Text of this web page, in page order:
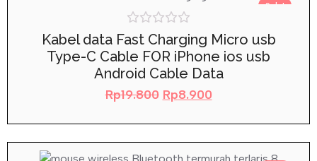
Sale!
Rated
0
out
of
5
Kabel data Fast Charging Micro usb
Type-C Cable FOR iPhone ios usb
Android Cable Data
Rp19.800 Rp8.900